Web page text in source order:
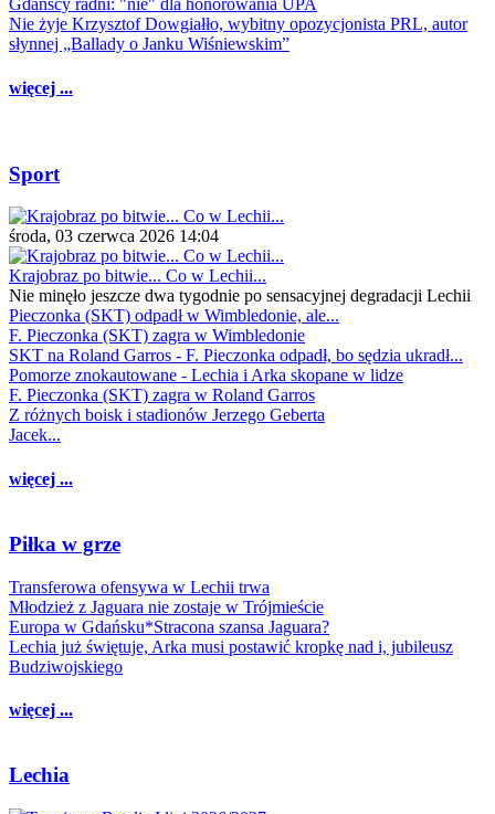
Gdańscy radni: "nie" dla honorowania UPA
Nie żyje Krzysztof Dowgiałło, wybitny opozycjonista PRL, autor
słynnej „Ballady o Janku Wiśniewskim”
więcej ...
Sport
środa, 03 czerwca 2026 14:04
Krajobraz po bitwie... Co w Lechii...
Nie minęło jeszcze dwa tygodnie po sensacyjnej degradacji Lechii
Pieczonka (SKT) odpadł w Wimbledonie, ale...
F. Pieczonka (SKT) zagra w Wimbledonie
SKT na Roland Garros - F. Pieczonka odpadł, bo sędzia ukradł...
Pomorze znokautowane - Lechia i Arka skopane w lidze
F. Pieczonka (SKT) zagra w Roland Garros
Z różnych boisk i stadionów Jerzego Geberta
Jacek...
więcej ...
Piłka w grze
Transferowa ofensywa w Lechii trwa
Młodzież z Jaguara nie zostaje w Trójmieście
Europa w Gdańsku*Stracona szansa Jaguara?
Lechia już świętuje, Arka musi postawić kropkę nad i, jubileusz
Budziwojskiego
więcej ...
Lechia